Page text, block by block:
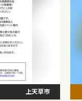
上天草市